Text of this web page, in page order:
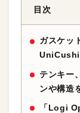
目次
ガスケッ
テンキー
ンや構造
「Logi